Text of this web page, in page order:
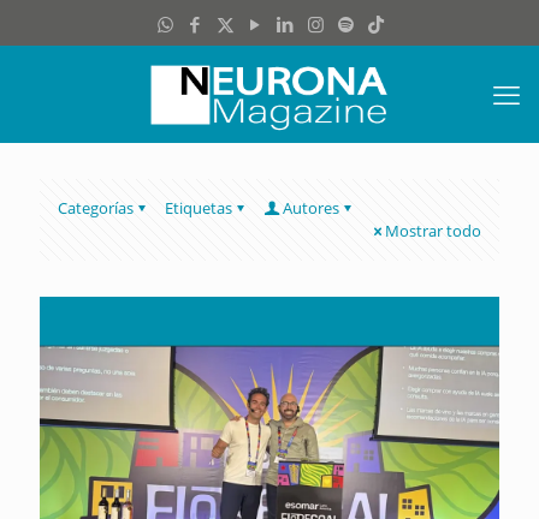
Categorías Etiquetas
Autores
Mostrar todo